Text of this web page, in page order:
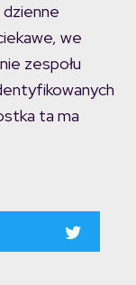
dzienne
we
zespołu
ta ma